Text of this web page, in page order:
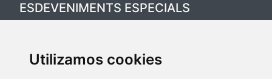
Utilizamos cookies
ESDEVENIMENTS ESPECIALS